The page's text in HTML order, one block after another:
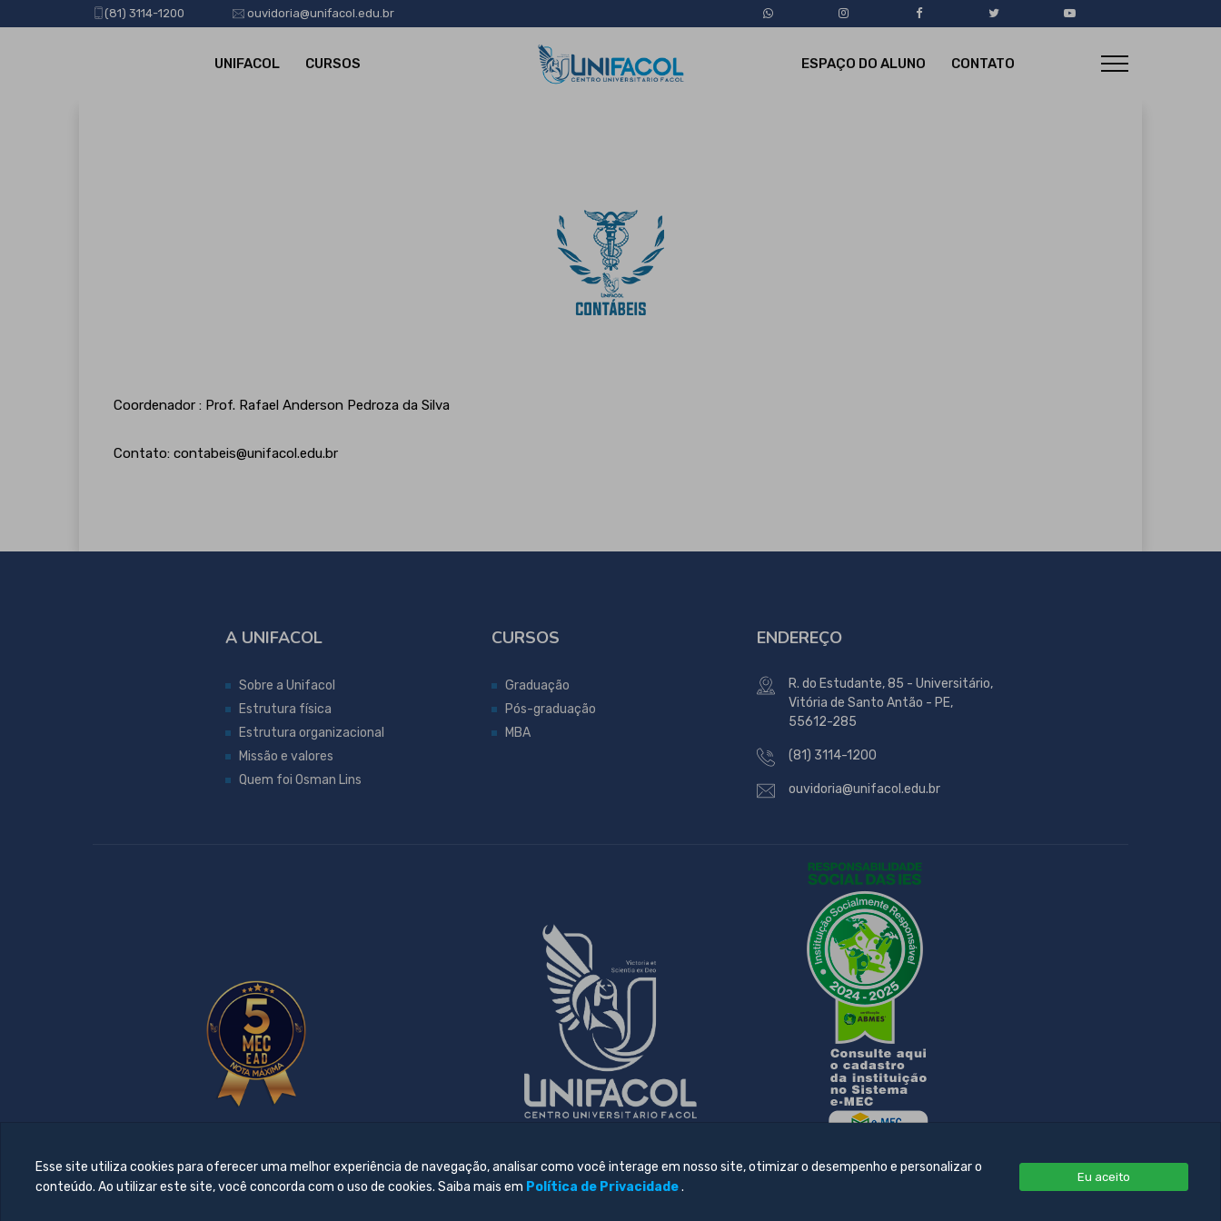
(81) 3114-1200 ouvidoria@unifacol.edu.br
UNIFACOL CURSOS ESPAÇO DO ALUNO CONTATO
Coordenador : Prof. Rafael Anderson Pedroza da Silva
Contato: contabeis@unifacol.edu.br
A UNIFACOL
Sobre a Unifacol
Estrutura física
Estrutura organizacional
Missão e valores
Quem foi Osman Lins
CURSOS
Graduação
Pós-graduação
MBA
ENDEREÇO
R. do Estudante, 85 - Universitário,
Vitória de Santo Antão - PE,
55612-285
(81) 3114-1200
ouvidoria@unifacol.edu.br
Esse site utiliza cookies para oferecer uma melhor experiência de navegação, analisar como você interage em nosso site, otimizar o desempenho e personalizar o
conteúdo. Ao utilizar este site, você concorda com o uso de cookies. Saiba mais em Política de Privacidade .
Eu aceito